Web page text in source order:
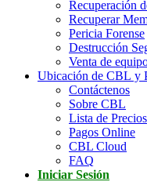
Recuperación
Recuperar
Pericia Forense
Destrucción
Venta de
Ubicación de CBL y
Contáctenos
Sobre CBL
Lista de Precios
Pagos Online
CBL Cloud
FAQ
Iniciar Sesión